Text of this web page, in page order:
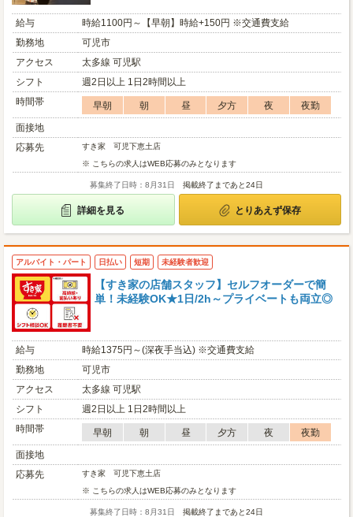
給与
時給1100円～【早朝】時給+150円 ※交通費支給
勤務地
可児市
アクセス
太多線 可児駅
シフト
週2日以上 1日2時間以上
時間帯
早朝 朝 昼 夕方 夜
夜勤
面接地
応募先
すき家 可児下恵土店
※ こちらの求人はWEB応募のみとなります
募集終了日時：8月31日 掲載終了まであと24日
詳細を見る とりあえず保存
アルバイト・パート 日払い 短期 未経験者歓迎
【すき家の店舗スタッフ】セルフオーダーで簡
単！未経験OK★1日/2h～プライベートも両立◎
給与
時給1375円～(深夜手当込) ※交通費支給
勤務地
可児市
アクセス
太多線 可児駅
シフト
週2日以上 1日2時間以上
時間帯
早朝 朝 昼 夕方 夜
夜勤
面接地
応募先
すき家 可児下恵土店
※ こちらの求人はWEB応募のみとなります
募集終了日時：8月31日 掲載終了まであと24日